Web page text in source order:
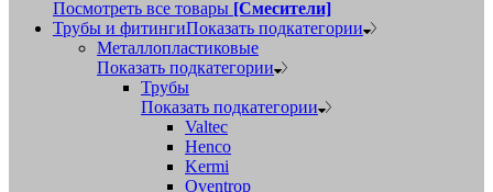
Посмотреть все товары [Смесители]
Трубы и фитингиПоказать подкатегории
Металлопластиковые
Показать подкатегории
Трубы
Показать подкатегории
Valtec
Henco
Kermi
Oventrop